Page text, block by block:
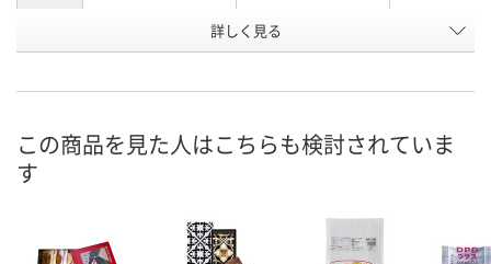
E764544 E764547
カゴへ
詳しく見る
この商品を見た人はこちらも検討されていま
す